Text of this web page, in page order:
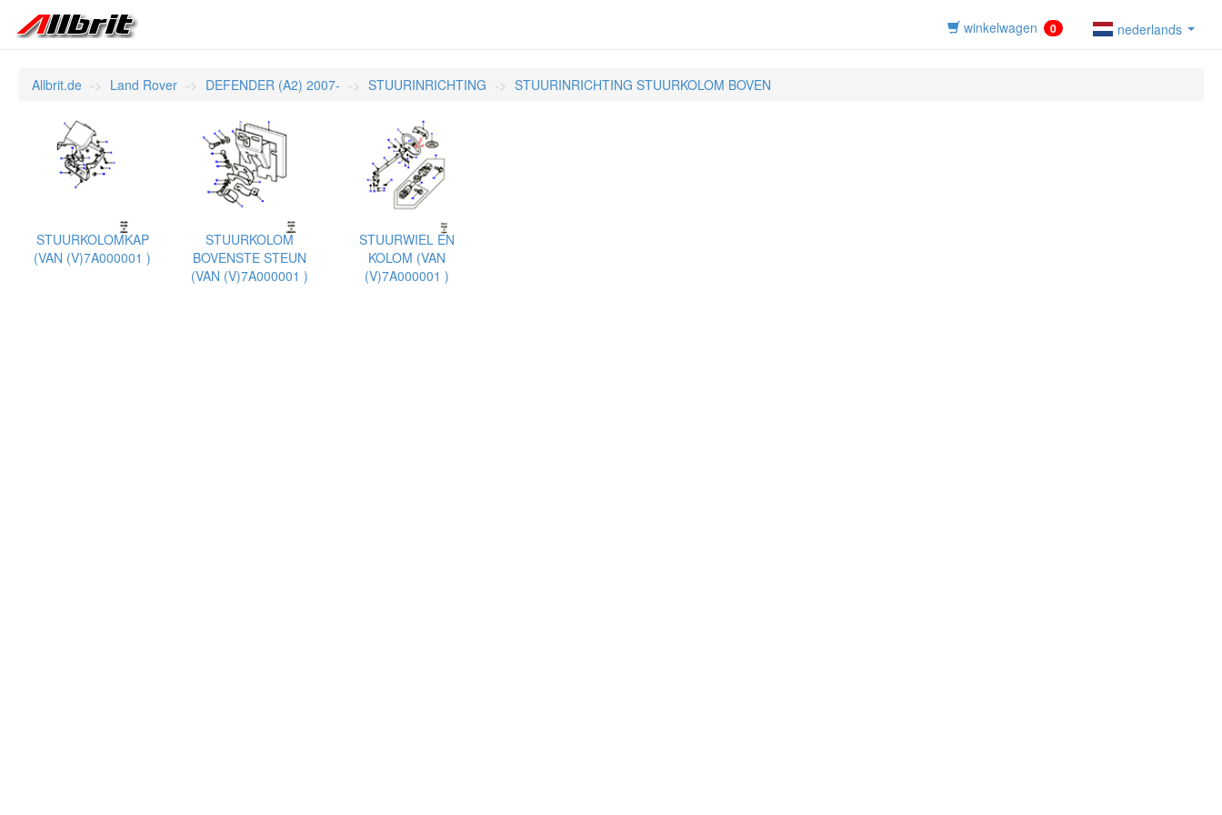
winkelwagen 0 nederlands
Allbrit.de Land Rover DEFENDER (A2) 2007- STUURINRICHTING STUURINRICHTING STUURKOLOM BOVEN
STUURKOLOMKAP
(VAN (V)7A000001 )
STUURKOLOM
BOVENSTE STEUN
(VAN (V)7A000001 )
STUURWIEL EN
KOLOM (VAN
(V)7A000001 )